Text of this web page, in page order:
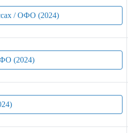
/ ОФО (2024)
(2024)